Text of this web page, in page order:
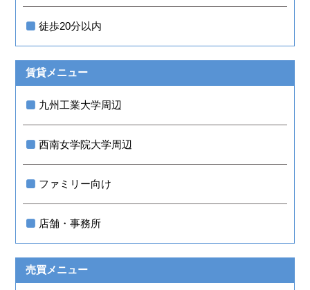
徒歩20分以内
賃貸メニュー
九州工業大学周辺
西南女学院大学周辺
ファミリー向け
店舗・事務所
売買メニュー